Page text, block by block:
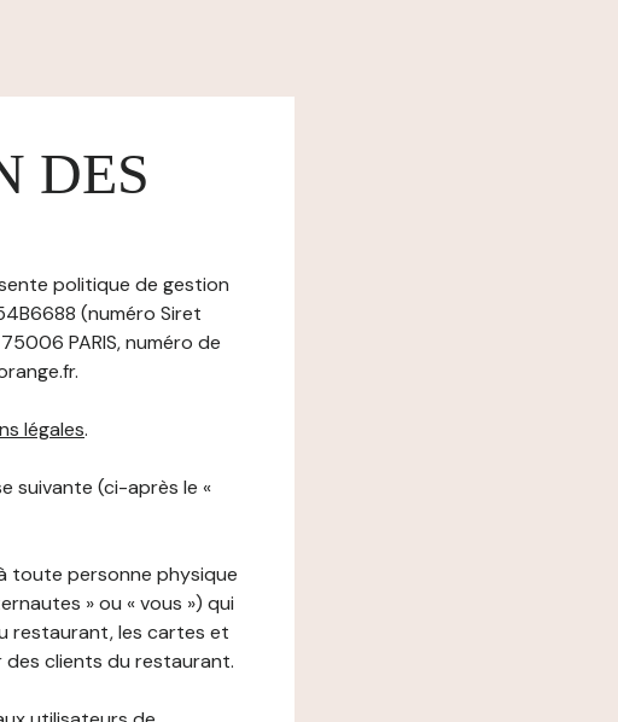
DES
politique de gestion
(numéro Siret
PARIS, numéro de
légales.
suivante (ci-après le «
toute personne physique
» ou « vous ») qui
restaurant, les cartes et
des clients du restaurant.